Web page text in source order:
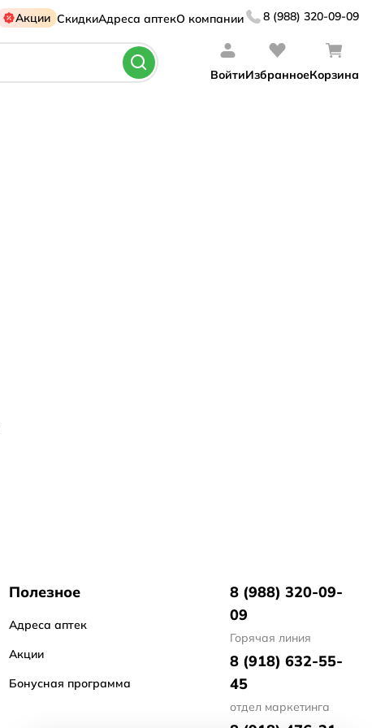
Акции СкидкиАдреса аптекО компании 8 (988) 320-09-09
ВойтиИзбранноеКорзина
Полезное
Адреса аптек
Акции
Бонусная программа
8 (988) 320-09-
09
Горячая линия
8 (918) 632-55-
45
отдел маркетинга